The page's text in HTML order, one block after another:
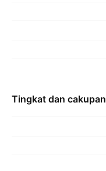
Tingkat dan cakupan